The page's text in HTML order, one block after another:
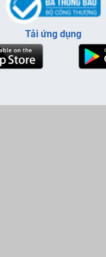
Tải ứng dụng